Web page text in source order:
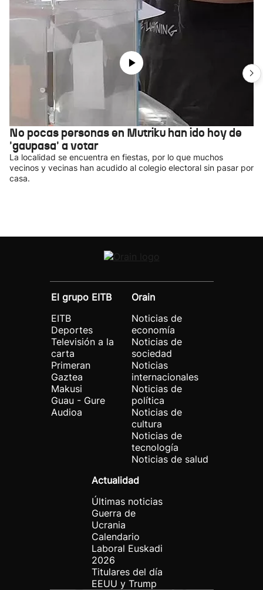
No pocas personas en Mutriku han ido hoy de
'gaupasa' a votar
La localidad se encuentra en fiestas, por lo que muchos
vecinos y vecinas han acudido al colegio electoral sin pasar por
casa.
El grupo EITB
EITB
Deportes
Televisión a la
carta
Primeran
Gaztea
Makusi
Guau - Gure
Audioa
Orain
Noticias de
economía
Noticias de
sociedad
Noticias
internacionales
Noticias de
política
Noticias de
cultura
Noticias de
tecnología
Noticias de salud
Actualidad
Últimas noticias
Guerra de
Ucrania
Calendario
Laboral Euskadi
2026
Titulares del día
EEUU y Trump